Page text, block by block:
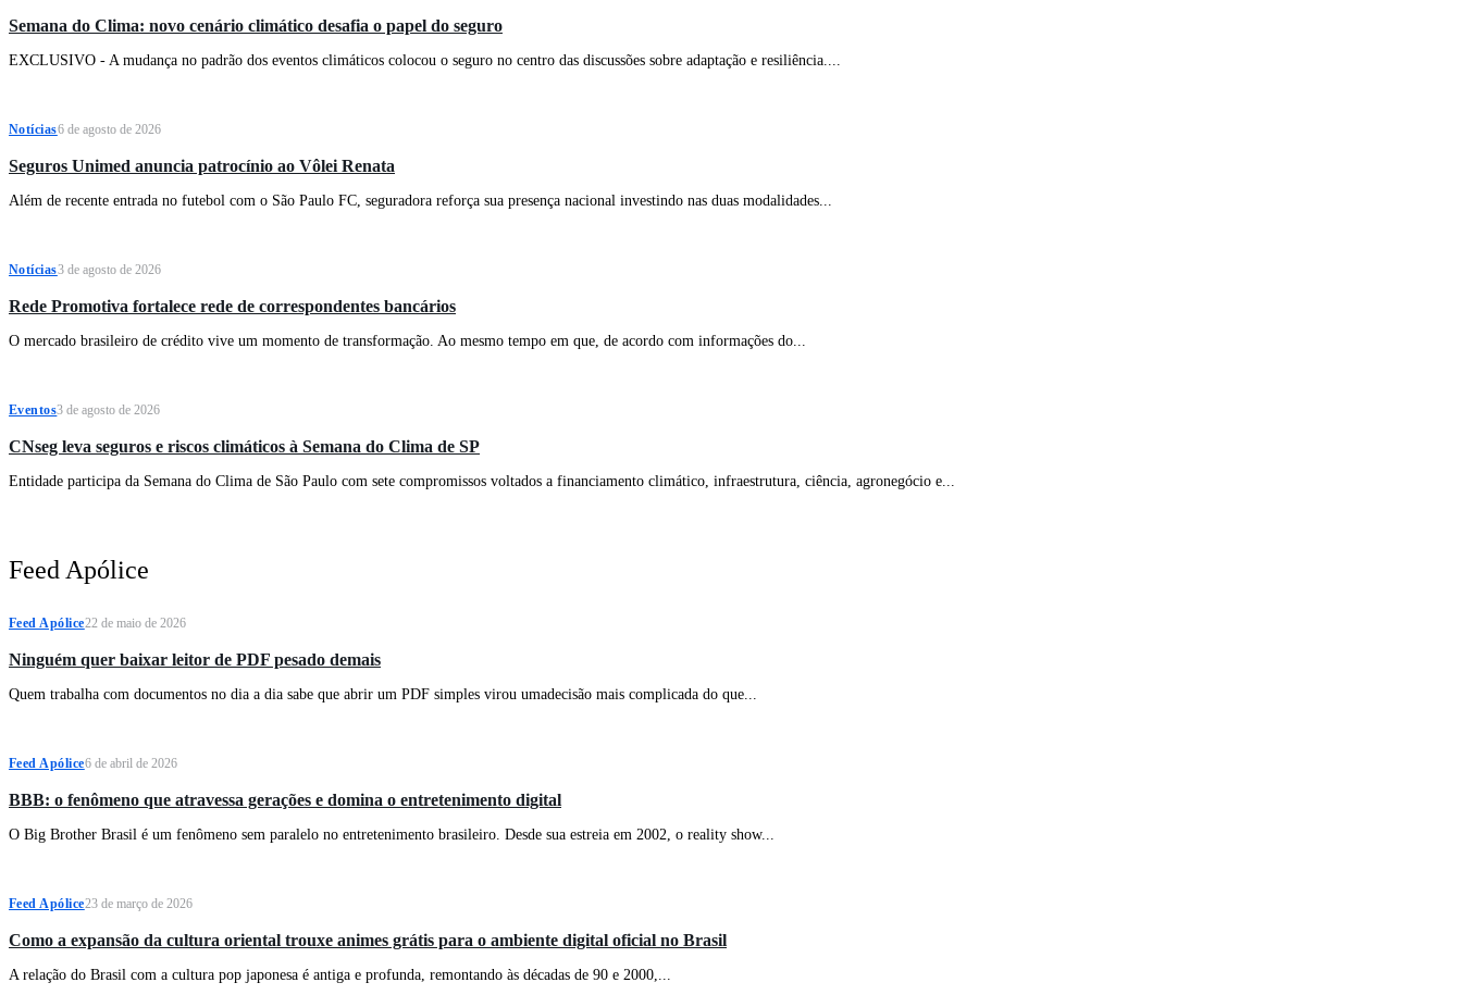
Semana do Clima: novo cenário climático desafia o papel do seguro
EXCLUSIVO - A mudança no padrão dos eventos climáticos colocou o seguro no centro das discussões sobre adaptação e resiliência....
Notícias6 de agosto de 2026
Seguros Unimed anuncia patrocínio ao Vôlei Renata
Além de recente entrada no futebol com o São Paulo FC, seguradora reforça sua presença nacional investindo nas duas modalidades...
Notícias3 de agosto de 2026
Rede Promotiva fortalece rede de correspondentes bancários
O mercado brasileiro de crédito vive um momento de transformação. Ao mesmo tempo em que, de acordo com informações do...
Eventos3 de agosto de 2026
CNseg leva seguros e riscos climáticos à Semana do Clima de SP
Entidade participa da Semana do Clima de São Paulo com sete compromissos voltados a financiamento climático, infraestrutura, ciência, agronegócio e...
Feed Apólice
Feed Apólice22 de maio de 2026
Ninguém quer baixar leitor de PDF pesado demais
Quem trabalha com documentos no dia a dia sabe que abrir um PDF simples virou umadecisão mais complicada do que...
Feed Apólice6 de abril de 2026
BBB: o fenômeno que atravessa gerações e domina o entretenimento digital
O Big Brother Brasil é um fenômeno sem paralelo no entretenimento brasileiro. Desde sua estreia em 2002, o reality show...
Feed Apólice23 de março de 2026
Como a expansão da cultura oriental trouxe animes grátis para o ambiente digital oficial no Brasil
A relação do Brasil com a cultura pop japonesa é antiga e profunda, remontando às décadas de 90 e 2000,...